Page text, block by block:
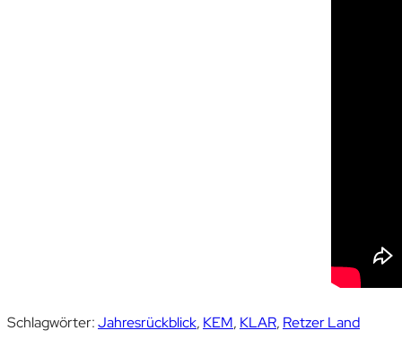
Schlagwörter:Jahresrückblick, KEM, KLAR, Retzer Land